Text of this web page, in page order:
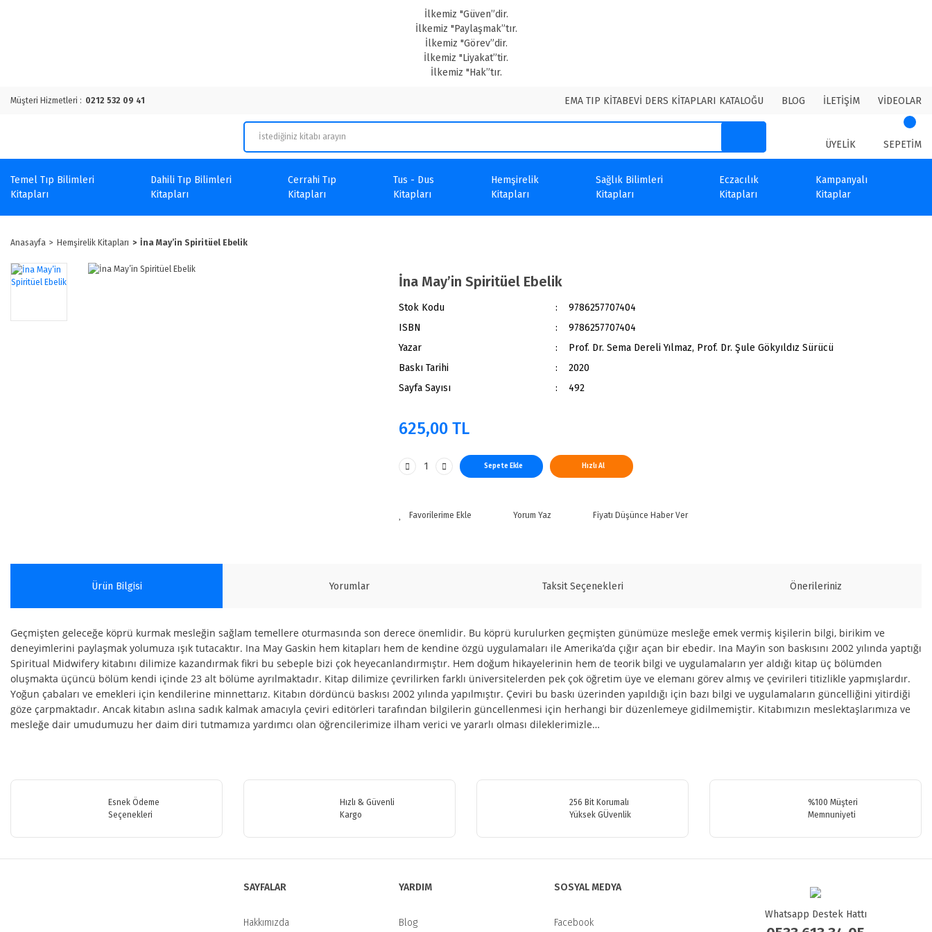
İlkemiz "Güven”dir.
İlkemiz "Paylaşmak”tır.
İlkemiz "Görev”dir.
İlkemiz "Liyakat”tir.
İlkemiz "Hak”tır.
Müşteri Hizmetleri : 0212 532 09 41 EMA TIP KİTABEVİ DERS KİTAPLARI KATALOĞU BLOG İLETİŞİM VİDEOLAR
ÜYELİK SEPETİM
Temel Tıp Bilimleri
Kitapları
Dahili Tıp Bilimleri
Kitapları
Cerrahi Tıp
Kitapları
Tus - Dus
Kitapları
Hemşirelik
Kitapları
Sağlık Bilimleri
Kitapları
Eczacılık
Kitapları
Kampanyalı
Kitaplar
Anasayfa Hemşirelik Kitapları İna May’in Spiritüel Ebelik
İna May’in Spiritüel Ebelik
Stok Kodu
9786257707404
ISBN
9786257707404
Yazar
Prof. Dr. Sema Dereli Yılmaz, Prof. Dr. Şule Gökyıldız Sürücü
Baskı Tarihi
2020
Sayfa Sayısı
492
625,00 TL
Sepete Ekle Hızlı Al
Yorum Yaz Fiyatı Düşünce Haber Ver
Ürün Bilgisi Yorumlar Taksit Seçenekleri Önerileriniz
Geçmişten geleceğe köprü kurmak mesleğin sağlam temellere oturmasında son derece önemlidir. Bu köprü kurulurken geçmişten günümüze mesleğe emek vermiş kişilerin bilgi, birikim ve
deneyimlerini paylaşmak yolumuza ışık tutacaktır. Ina May Gaskin hem kitapları hem de kendine özgü uygulamaları ile Amerika’da çığır açan bir ebedir. Ina May’in son baskısını 2002 yılında yaptığı
Spiritual Midwifery kitabını dilimize kazandırmak fikri bu sebeple bizi çok heyecanlandırmıştır. Hem doğum hikayelerinin hem de teorik bilgi ve uygulamaların yer aldığı kitap üç bölümden
oluşmakta üçüncü bölüm kendi içinde 23 alt bölüme ayrılmaktadır. Kitap dilimize çevrilirken farklı üniversitelerden pek çok öğretim üye ve elemanı görev almış ve çevirileri titizlikle yapmışlardır.
Yoğun çabaları ve emekleri için kendilerine minnettarız. Kitabın dördüncü baskısı 2002 yılında yapılmıştır. Çeviri bu baskı üzerinden yapıldığı için bazı bilgi ve uygulamaların güncelliğini yitirdiği
göze çarpmaktadır. Ancak kitabın aslına sadık kalmak amacıyla çeviri editörleri tarafından bilgilerin güncellenmesi için herhangi bir düzenlemeye gidilmemiştir. Kitabımızın meslektaşlarımıza ve
mesleğe dair umudumuzu her daim diri tutmamıza yardımcı olan öğrencilerimize ilham verici ve yararlı olması dileklerimizle…
Bu ürüne ilk yorumu siz yapın!
Ürün resmi kalitesiz, bozuk veya görüntülenemiyor.
Esnek Ödeme
Seçenekleri
Hızlı & Güvenli
Kargo
256 Bit Korumalı
Yüksek GÜvenlik
%100 Müşteri
Memnuniyeti
SAYFALAR
Hakkımızda
YARDIM
Blog
SOSYAL MEDYA
Facebook
Whatsapp Destek Hattı